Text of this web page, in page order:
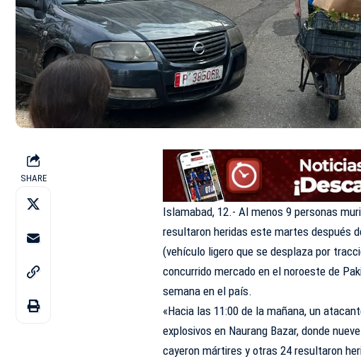
SHARE
Islamabad, 12.- Al menos 9 personas
resultaron heridas este martes después
(vehículo ligero que se desplaza por
concurrido mercado en el noroeste de
semana en el país.
«Hacia las 11:00 de la mañana, un
explosivos en Naurang Bazar, donde
cayeron mártires y otras 24 resultaron